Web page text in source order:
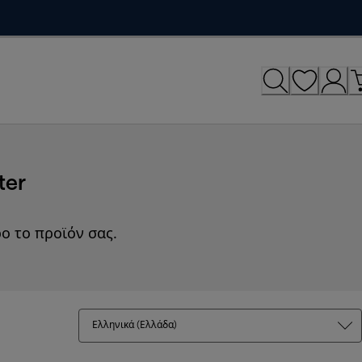
το προϊόν σας.
Ελληνικά (Ελλάδα)